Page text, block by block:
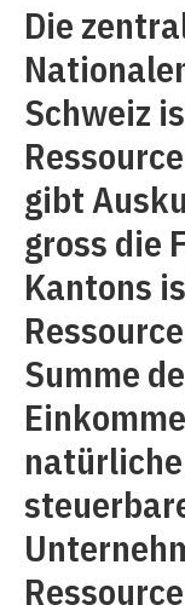
Die
Schweiz
gibt
gross die
Kantons
Summe